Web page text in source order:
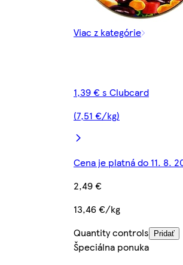
Viac z kategórie
1,39 € s Clubcard
(7,51 €/kg)
Cena je platná do 11. 8.
2,49 €
13,46 €/kg
Quantity controls
Pridať
Špeciálna ponuka